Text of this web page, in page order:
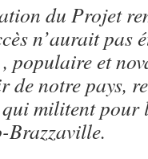
du Projet
n’aurait pas
populaire et
de notre pays,
qui militent
Brazzaville.